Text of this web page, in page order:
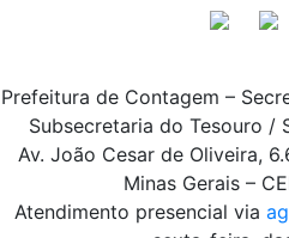
Prefeitura de Contagem –
Subsecretaria do Tesouro /
Av. João Cesar de Oliveira,
Minas Gerais –
Atendimento presencial via